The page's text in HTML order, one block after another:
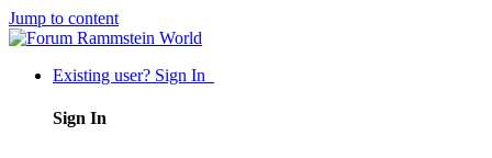
Jump to content
Existing user? Sign In
Sign In